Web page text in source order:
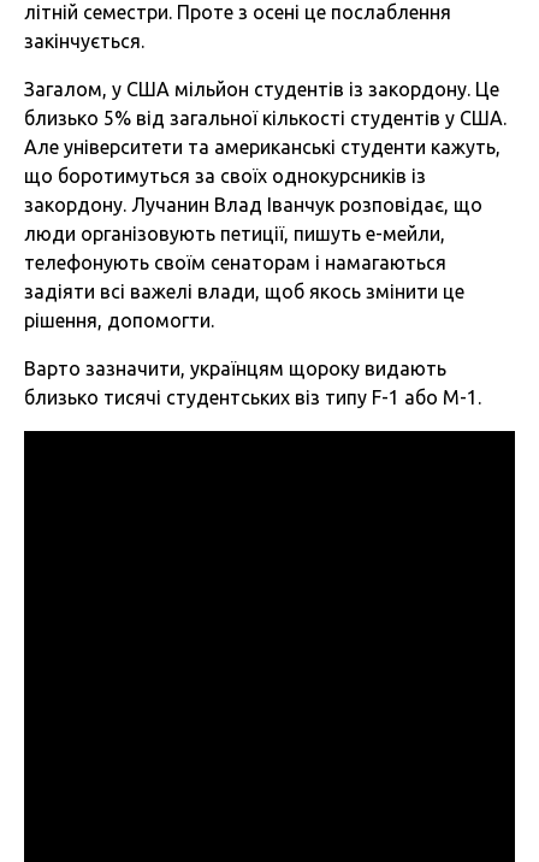
літній семестри. Проте з осені це послаблення
закінчується.
Загалом, у США мільйон студентів із закордону. Це
близько 5% від загальної кількості студентів у США.
Але університети та американські студенти кажуть,
що боротимуться за своїх однокурсників із
закордону. Лучанин Влад Іванчук розповідає, що
люди організовують петиції, пишуть е-мейли,
телефонують своїм сенаторам і намагаються
задіяти всі важелі влади, щоб якось змінити це
рішення, допомогти.
Варто зазначити, українцям щороку видають
близько тисячі студентських віз типу F-1 або M-1.